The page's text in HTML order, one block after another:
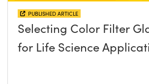
PUBLISHED ARTICLE
Selecting Color Filter
for Life Science